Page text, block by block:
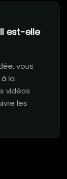
est-elle
vous
la
vidéos
les